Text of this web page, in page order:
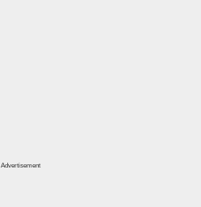
Advertisement